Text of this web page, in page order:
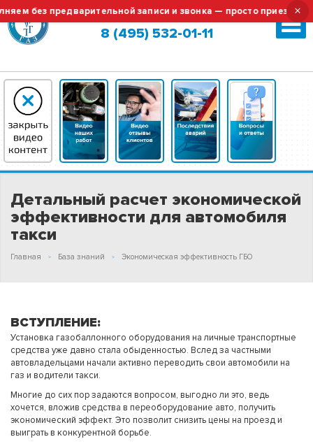
без предварительной записи и звонка — просто приезжайте!
×
Москва (сменить город?)
8 (495) 532-01-11
Детальный расчет экономической
эффективности для автомобиля
такси
Главная База знаний Экономическая эффективность ГБО
ВСТУПЛЕНИЕ:
Установка газобаллонного оборудования на личные транспортные
средства уже давно стала обыденностью. Вслед за частными
автовладельцами начали активно переводить свои автомобили на
газ и водители такси.
Многие до сих пор задаются вопросом, выгодно ли это, ведь
хочется, вложив средства в переоборудование авто, получить
экономический эффект. Это позволит снизить цены на проезд и
выиграть в конкурентной борьбе.